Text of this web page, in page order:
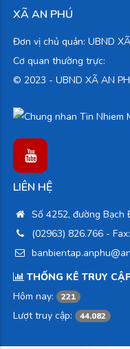
XÃ AN PHÚ
Đơn vị chủ quản: UBND
Cơ quan thường trực:
© 2023 - UBND XÃ AN
LIÊN HỆ
Số 4252, đường Bạch
(02963) 826.766 -
THỐNG KÊ TRUY
Hôm nay:
221
Lượt truy cập: 44.082